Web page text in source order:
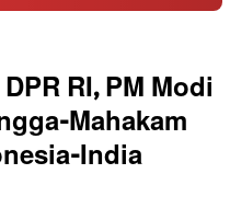
RI, PM Modi
Mahakam
India